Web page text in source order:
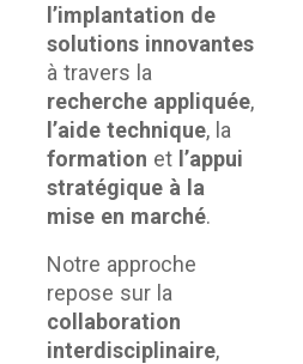
l’implantation de
solutions innovantes
à travers la
recherche appliquée,
l’aide technique, la
formation et l’appui
stratégique à la
mise en marché.
Notre approche
repose sur la
collaboration
interdisciplinaire,